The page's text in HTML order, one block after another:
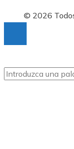
© 2026